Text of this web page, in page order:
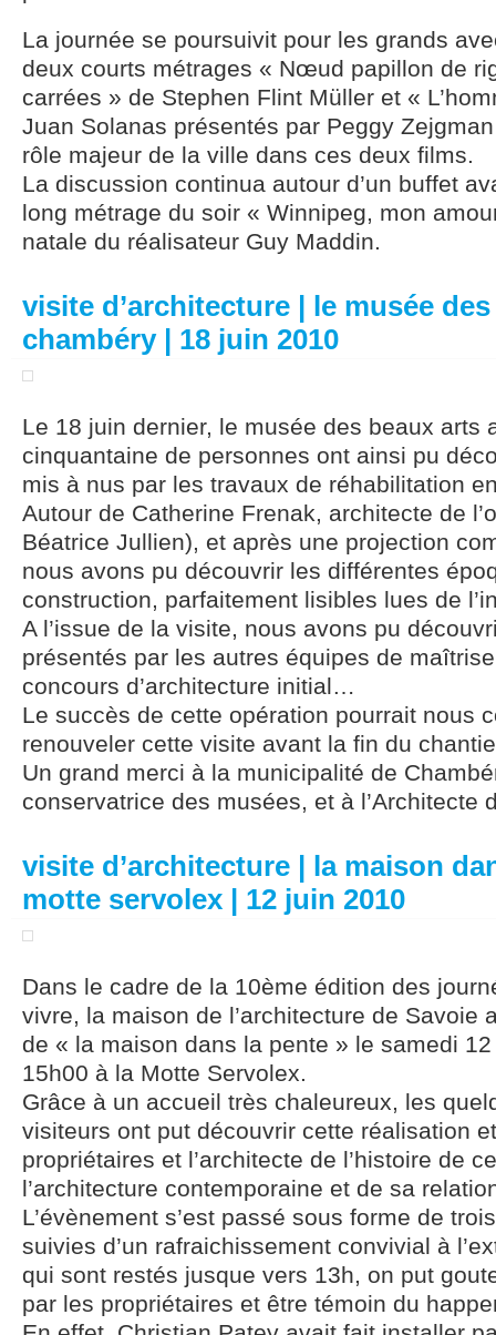
La journée se poursuivit pour les grands
deux courts métrages « Nœud papillon de
carrées » de Stephen Flint Müller et «
Juan Solanas présentés par Peggy
rôle majeur de la ville dans ces deux films.
La discussion continua autour d’un buffet
long métrage du soir « Winnipeg, mon
natale du réalisateur Guy Maddin.
visite d’architecture | le musée
chambéry | 18 juin 2010
Le 18 juin dernier, le musée des beaux
cinquantaine de personnes ont ainsi pu
mis à nus par les travaux de réhabilitation
Autour de Catherine Frenak, architecte de
Béatrice Jullien), et après une projection
nous avons pu découvrir les différentes
construction, parfaitement lisibles lues de
A l’issue de la visite, nous avons pu
présentés par les autres équipes de
concours d’architecture initial…
Le succès de cette opération pourrait nous
renouveler cette visite avant la fin du
Un grand merci à la municipalité de
conservatrice des musées, et à l’Architecte
visite d’architecture | la maison
motte servolex | 12 juin 2010
Dans le cadre de la 10ème édition des
vivre, la maison de l’architecture de Savoie
de « la maison dans la pente » le samedi
15h00 à la Motte Servolex.
Grâce à un accueil très chaleureux, les
visiteurs ont put découvrir cette réalisation
propriétaires et l’architecte de l’histoire de
l’architecture contemporaine et de sa
L’évènement s’est passé sous forme de
suivies d’un rafraichissement convivial à
qui sont restés jusque vers 13h, on put
par les propriétaires et être témoin du